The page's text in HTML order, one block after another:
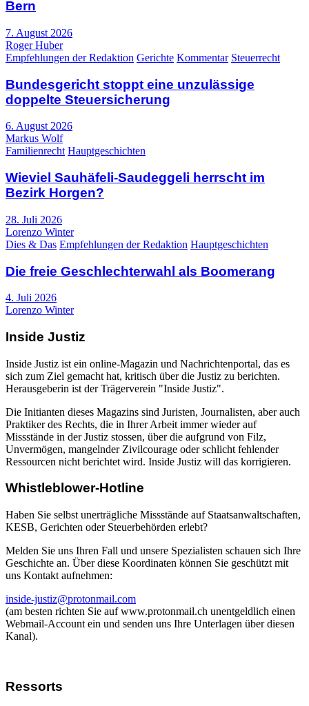
Bern
7. August 2026
Roger Huber
Empfehlungen der Redaktion Gerichte Kommentar Steuerrecht
Bundesgericht stoppt eine unzulässige
doppelte Steuersicherung
6. August 2026
Markus Wolf
Familienrecht Hauptgeschichten
Wieviel Sauhäfeli-Saudeggeli herrscht im
Bezirk Horgen?
28. Juli 2026
Lorenzo Winter
Dies & Das Empfehlungen der Redaktion Hauptgeschichten
Die freie Geschlechterwahl als Boomerang
4. Juli 2026
Lorenzo Winter
Inside Justiz
Inside Justiz ist ein online-Magazin und Nachrichtenportal, das es
sich zum Ziel gemacht hat, kritisch über die Justiz zu berichten.
Herausgeberin ist der Trägerverein "Inside Justiz".
Die Initianten dieses Magazins sind Juristen, Journalisten, aber auch
Praktiker des Rechts, die in Ihrer Arbeit immer wieder auf
Missstände in der Justiz stossen, über die aufgrund von Filz,
Unvermögen, mangelnder Zivilcourage oder schlicht fehlender
Ressourcen nicht berichtet wird. Inside Justiz will das korrigieren.
Whistleblower-Hotline
Haben Sie selbst unerträgliche Missstände auf Staatsanwaltschaften,
KESB, Gerichten oder Steuerbehörden erlebt?
Melden Sie uns Ihren Fall und unsere Spezialisten schauen sich Ihre
Geschichte an. Über diese Koordinaten können Sie geschützt mit
uns Kontakt aufnehmen:
inside-justiz@protonmail.com
(am besten richten Sie auf www.protonmail.ch unentgeldlich einen
Webmail-Account ein und senden uns Ihre Unterlagen über diesen
Kanal).
Ressorts